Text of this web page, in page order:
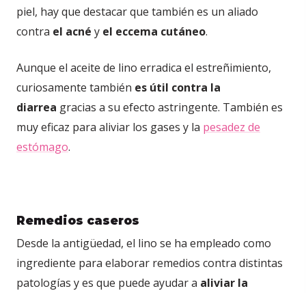
piel, hay que destacar que también es un aliado
contra el acné y el eccema cutáneo.
Aunque el aceite de lino erradica el estreñimiento,
curiosamente también es útil contra la
diarrea gracias a su efecto astringente. También es
muy eficaz para aliviar los gases y la pesadez de
estómago.
Remedios caseros
Desde la antigüedad, el lino se ha empleado como
ingrediente para elaborar remedios contra distintas
patologías y es que puede ayudar a aliviar la